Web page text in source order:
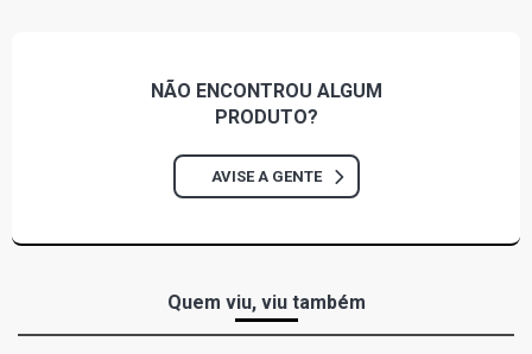
NÃO ENCONTROU ALGUM
PRODUTO?
AVISE A GENTE
Quem viu, viu também